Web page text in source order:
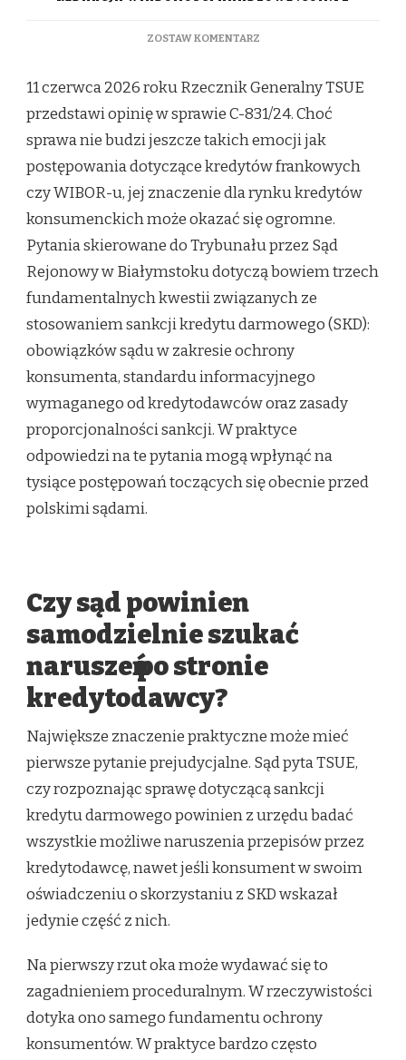
ZOSTAW KOMENTARZDO
ZAJMIE
SIĘ
SANKCJĄ
KREDYTU
DARMOWEGO.
STAWKĄ
JEST
OCHRONY
KONSUMENTÓW.
11 czerwca 2026 roku Rzecznik Generalny TSUE
przedstawi opinię w sprawie C-831/24. Choć
sprawa nie budzi jeszcze takich emocji jak
postępowania dotyczące kredytów frankowych
czy WIBOR-u, jej znaczenie dla rynku kredytów
konsumenckich może okazać się ogromne.
Pytania skierowane do Trybunału przez Sąd
Rejonowy w Białymstoku dotyczą bowiem trzech
fundamentalnych kwestii związanych ze
stosowaniem sankcji kredytu darmowego (SKD):
obowiązków sądu w zakresie ochrony
konsumenta, standardu informacyjnego
wymaganego od kredytodawców oraz zasady
proporcjonalności sankcji. W praktyce
odpowiedzi na te pytania mogą wpłynąć na
tysiące postępowań toczących się obecnie przed
polskimi sądami.
Czy sąd powinien
samodzielnie szukać
naruszeń po stronie
kredytodawcy?
Największe znaczenie praktyczne może mieć
pierwsze pytanie prejudycjalne. Sąd pyta TSUE,
czy rozpoznając sprawę dotyczącą sankcji
kredytu darmowego powinien z urzędu badać
wszystkie możliwe naruszenia przepisów przez
kredytodawcę, nawet jeśli konsument w swoim
oświadczeniu o skorzystaniu z SKD wskazał
jedynie część z nich.
Na pierwszy rzut oka może wydawać się to
zagadnieniem proceduralnym. W rzeczywistości
dotyka ono samego fundamentu ochrony
konsumentów. W praktyce bardzo często